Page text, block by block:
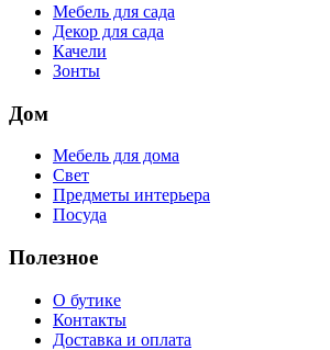
Мебель для сада
Декор для сада
Качели
Зонты
Дом
Мебель для дома
Свет
Предметы интерьера
Посуда
Полезное
О бутике
Контакты
Доставка и оплата